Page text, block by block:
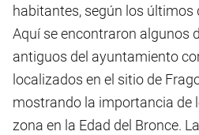
habitantes, según los últimos
Aquí se encontraron algunos
antiguos del ayuntamiento
localizados en el sitio de
mostrando la importancia de
zona en la Edad del Bronce.